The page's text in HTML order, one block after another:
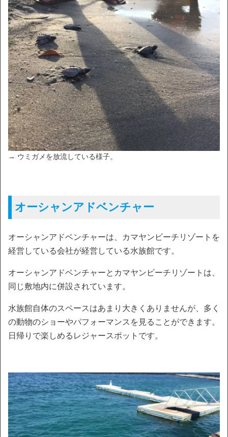
→ ウミガメを放流している様子。
オーシャンアドベンチャー
オーシャンアドベンチャーは、カマヤンビーチリゾートを
経営している会社が経営している水族館です。
オーシャンアドベンチャーとカマヤンビーチリゾートは、
同じ敷地内に併設されています。
水族館自体のスペースはあまり大きくありませんが、多く
の動物のショーやパフォーマンスを見ることができます。
日帰りで楽しめるレジャースポットです。